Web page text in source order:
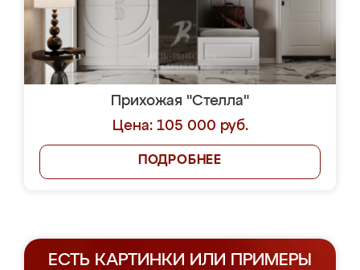
Прихожая "Стелла"
Цена: 105 000 руб.
ПОДРОБНЕЕ
ЕСТЬ КАРТИНКИ ИЛИ ПРИМЕРЫ